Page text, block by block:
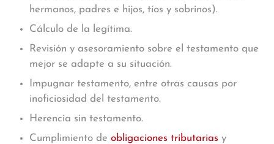
hermanos, padres e hijos, tíos y sobrinos).
Cálculo de la legítima.
Revisión y asesoramiento sobre el testamento que
mejor se adapte a su situación.
Impugnar testamento, entre otras causas por
inoficiosidad del testamento.
Herencia sin testamento.
Cumplimiento de obligaciones tributarias y